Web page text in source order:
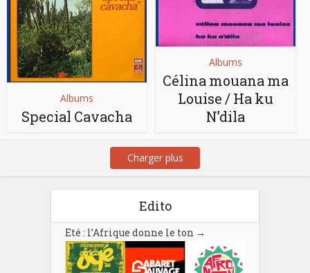
Albums
Special Cavacha
Albums
Célina mouana ma
Louise / Ha ku
N’dila
Charger plus
Edito
Eté : l’Afrique donne le ton →